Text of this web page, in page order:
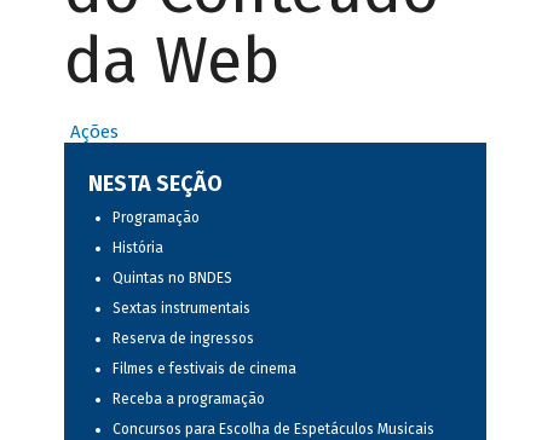
da Web
Ações
NESTA SEÇÃO
Programação
História
Quintas no BNDES
Sextas instrumentais
Reserva de ingressos
Filmes e festivais de cinema
Receba a programação
Concursos para Escolha de Espetáculos Musicais